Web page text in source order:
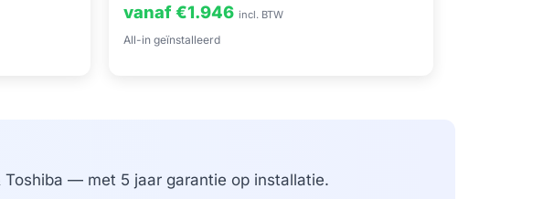
vanaf €1.946 incl. BTW
All-in geïnstalleerd
Toshiba — met 5 jaar garantie op installatie.